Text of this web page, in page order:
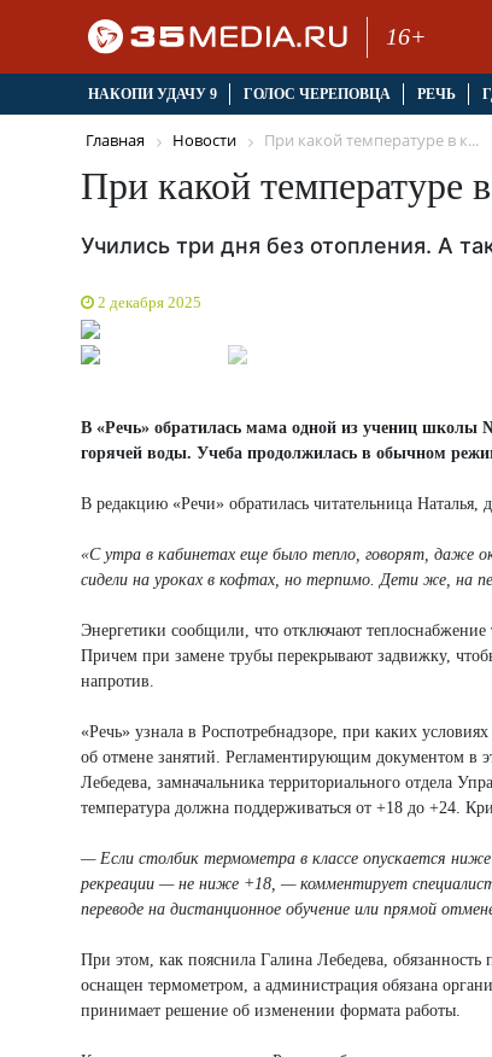
16+
НАКОПИ УДАЧУ 9 ГОЛОС ЧЕРЕПОВЦА РЕЧЬ
Главная Новости При какой температуре в к...
При какой температуре
Учились три дня без отопления. А
2 декабря 2025
В «Речь» обратилась мама одной из учениц школы
горячей воды. Учеба продолжилась в обычном
В редакцию «Речи» обратилась читательница Наталья,
«С утра в кабинетах еще было тепло, говорят, даже
сидели на уроках в кофтах, но терпимо. Дети же, на
Энергетики сообщили, что отключают теплоснабжение
Причем при замене трубы перекрывают задвижку,
напротив.
«Речь» узнала в Роспотребнадзоре, при каких
об отмене занятий. Регламентирующим документом
Лебедева, замначальника территориального отдела
температура должна поддерживаться от +18 до +24.
— Если столбик термометра в классе опускается
рекреации — не ниже +18, — комментирует
переводе на дистанционное обучение или прямой
При этом, как пояснила Галина Лебедева,
оснащен термометром, а администрация обязана
принимает решение об изменении формата работы.